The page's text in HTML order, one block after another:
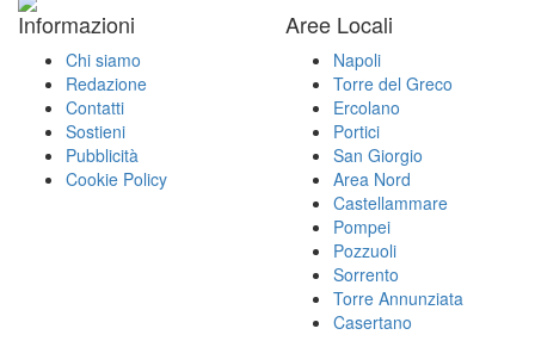
Informazioni
Chi siamo
Redazione
Contatti
Sostieni
Pubblicità
Cookie Policy
Aree Locali
Napoli
Torre del Greco
Ercolano
Portici
San Giorgio
Area Nord
Castellammare
Pompei
Pozzuoli
Sorrento
Torre Annunziata
Casertano